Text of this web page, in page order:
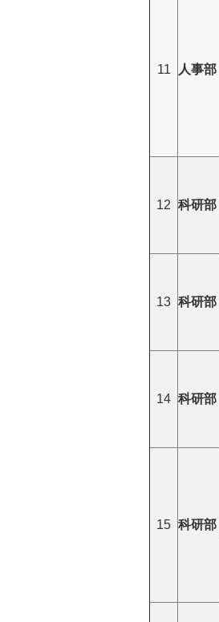
11 人事部
12 科研部
13 科研部
14 科研部
15 科研部